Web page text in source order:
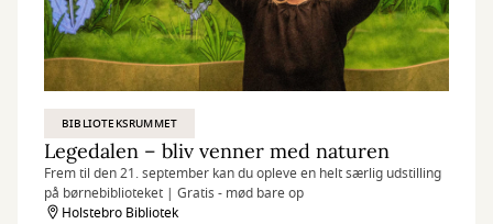
BIBLIOTEKSRUMMET
Legedalen – bliv venner med naturen
Frem til den 21. september kan du opleve en helt særlig udstilling
på børnebiblioteket | Gratis - mød bare op
Holstebro Bibliotek